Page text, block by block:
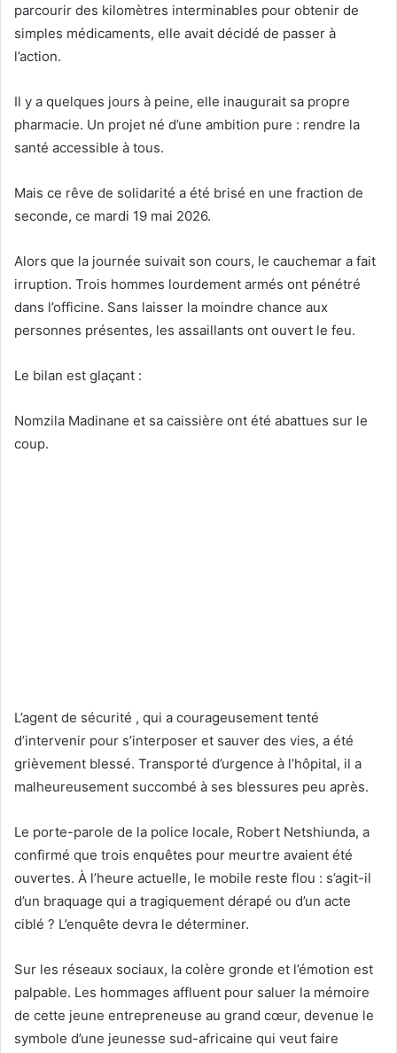
parcourir des kilomètres interminables pour obtenir de
simples médicaments, elle avait décidé de passer à
l’action.
Il y a quelques jours à peine, elle inaugurait sa propre
pharmacie. Un projet né d’une ambition pure : rendre la
santé accessible à tous.
Mais ce rêve de solidarité a été brisé en une fraction de
seconde, ce mardi 19 mai 2026.
Alors que la journée suivait son cours, le cauchemar a fait
irruption. Trois hommes lourdement armés ont pénétré
dans l’officine. Sans laisser la moindre chance aux
personnes présentes, les assaillants ont ouvert le feu.
Le bilan est glaçant :
Nomzila Madinane et sa caissière ont été abattues sur le
coup.
L’agent de sécurité , qui a courageusement tenté
d’intervenir pour s’interposer et sauver des vies, a été
grièvement blessé. Transporté d’urgence à l’hôpital, il a
malheureusement succombé à ses blessures peu après.
Le porte-parole de la police locale, Robert Netshiunda, a
confirmé que trois enquêtes pour meurtre avaient été
ouvertes. À l’heure actuelle, le mobile reste flou : s’agit-il
d’un braquage qui a tragiquement dérapé ou d’un acte
ciblé ? L’enquête devra le déterminer.
Sur les réseaux sociaux, la colère gronde et l’émotion est
palpable. Les hommages affluent pour saluer la mémoire
de cette jeune entrepreneuse au grand cœur, devenue le
symbole d’une jeunesse sud-africaine qui veut faire